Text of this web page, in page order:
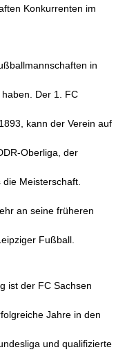
Konkurrenten im
in
Der 1. FC
kann der Verein auf
Oberliga, der
Meisterschaft.
an seine früheren
Fußball.
ist der FC Sachsen
Jahre in den
und qualifizierte